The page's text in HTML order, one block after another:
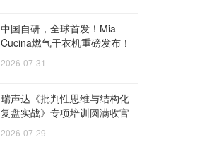
中国自研，全球首发！Mia
Cucina燃气干衣机重磅发布！
2026-07-31
瑞声达《批判性思维与结构化
复盘实战》专项培训圆满收官
2026-07-29